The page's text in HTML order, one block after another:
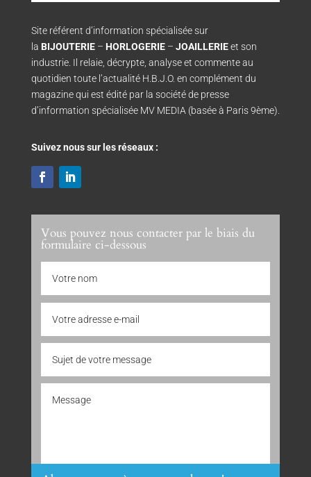
Site référent d’information spécialisée sur
la BIJOUTERIE– HORLOGERIE– JOAILLERIEet son
industrie. Il relaie, décrypte, analyse et commente au
quotidien toute l’actualité H.B.J.O. en complément du
magazine qui est édité par la société de presse
d’information spécialisée MV MEDIA (basée à Paris 9ème).
Suivez nous sur les réseaux :
Vous pouvez nous contacter par le biais du
formulaire ci-dessous